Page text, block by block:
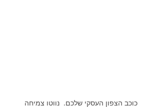
כוכב הצפון העסקי שלכם.  נווטו צמיחה